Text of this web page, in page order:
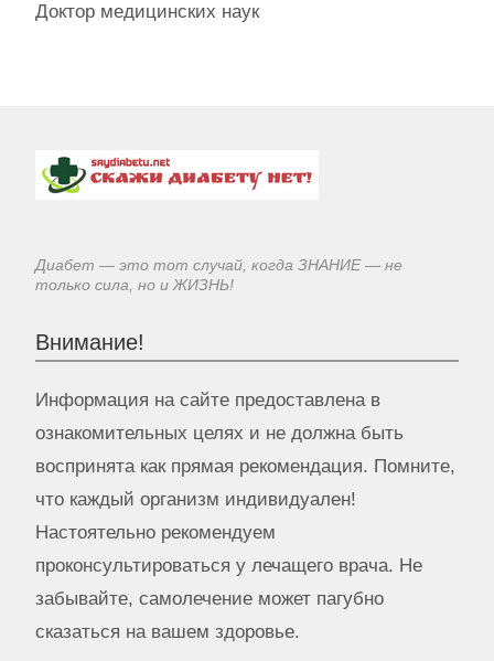
Доктор медицинских наук
Диабет — это тот случай, когда ЗНАНИЕ — не
только сила, но и ЖИЗНЬ!
Внимание!
Информация на сайте предоставлена в
ознакомительных целях и не должна быть
воспринята как прямая рекомендация. Помните,
что каждый организм индивидуален!
Настоятельно рекомендуем
проконсультироваться у лечащего врача. Не
забывайте, самолечение может пагубно
сказаться на вашем здоровье.